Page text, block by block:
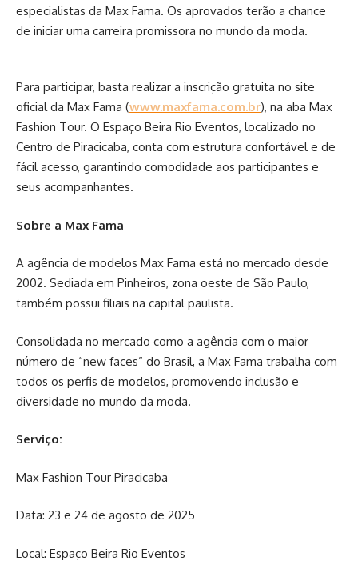
especialistas da Max Fama. Os aprovados terão a chance
de iniciar uma carreira promissora no mundo da moda.
Para participar, basta realizar a inscrição gratuita no site
oficial da Max Fama (www.maxfama.com.br), na aba Max
Fashion Tour. O Espaço Beira Rio Eventos, localizado no
Centro de Piracicaba, conta com estrutura confortável e de
fácil acesso, garantindo comodidade aos participantes e
seus acompanhantes.
Sobre a Max Fama
A agência de modelos Max Fama está no mercado desde
2002. Sediada em Pinheiros, zona oeste de São Paulo,
também possui filiais na capital paulista.
Consolidada no mercado como a agência com o maior
número de “new faces” do Brasil, a Max Fama trabalha com
todos os perfis de modelos, promovendo inclusão e
diversidade no mundo da moda.
Serviço:
Max Fashion Tour Piracicaba
Data: 23 e 24 de agosto de 2025
Local: Espaço Beira Rio Eventos